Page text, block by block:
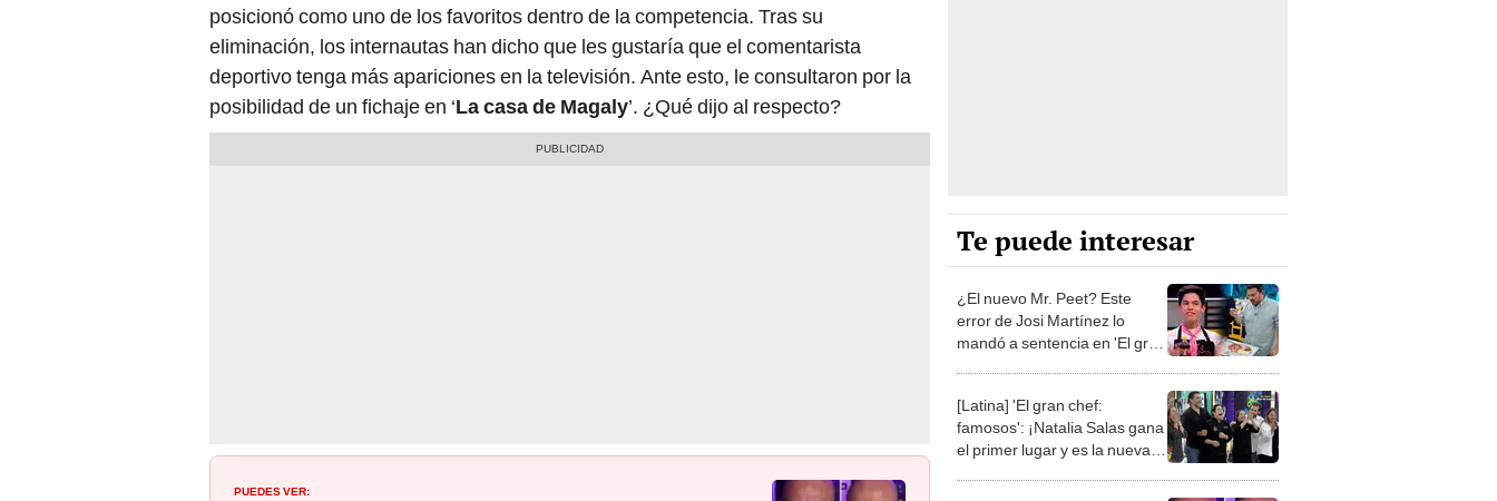
posicionó como uno de los favoritos dentro de la competencia. Tras su
eliminación, los internautas han dicho que les gustaría que el comentarista
deportivo tenga más apariciones en la televisión. Ante esto, le consultaron por la
posibilidad de un fichaje en ‘La casa de Magaly’. ¿Qué dijo al respecto?
PUEDES VER:
Te puede interesar
¿El nuevo Mr. Peet? Este
error de Josi Martínez lo
mandó a sentencia en 'El gran
[Latina] 'El gran chef:
famosos': ¡Natalia Salas gana
el primer lugar y es la nueva